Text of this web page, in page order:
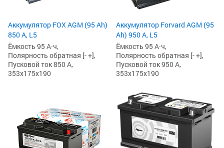
Аккумулятор FOX AGM (95 Ah)
850 А, L5
Ёмкость 95 А·ч,
Полярность обратная [- +],
Пусковой ток 850 А,
353x175x190
Аккумулятор Forvard AGM (95
Ah) 950 А, L5
Ёмкость 95 А·ч,
Полярность обратная [- +],
Пусковой ток 950 А,
353x175x190